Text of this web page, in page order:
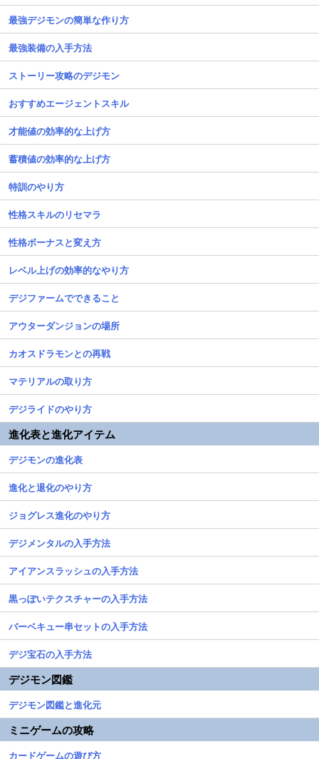
最強デジモンの簡単な作り方
最強装備の入手方法
ストーリー攻略のデジモン
おすすめエージェントスキル
才能値の効率的な上げ方
蓄積値の効率的な上げ方
特訓のやり方
性格スキルのリセマラ
性格ボーナスと変え方
レベル上げの効率的なやり方
デジファームでできること
アウターダンジョンの場所
カオスドラモンとの再戦
マテリアルの取り方
デジライドのやり方
進化表と進化アイテム
デジモンの進化表
進化と退化のやり方
ジョグレス進化のやり方
デジメンタルの入手方法
アイアンスラッシュの入手方法
黒っぽいテクスチャーの入手方法
バーベキュー串セットの入手方法
デジ宝石の入手方法
デジモン図鑑
デジモン図鑑と進化元
ミニゲームの攻略
カードゲームの遊び方